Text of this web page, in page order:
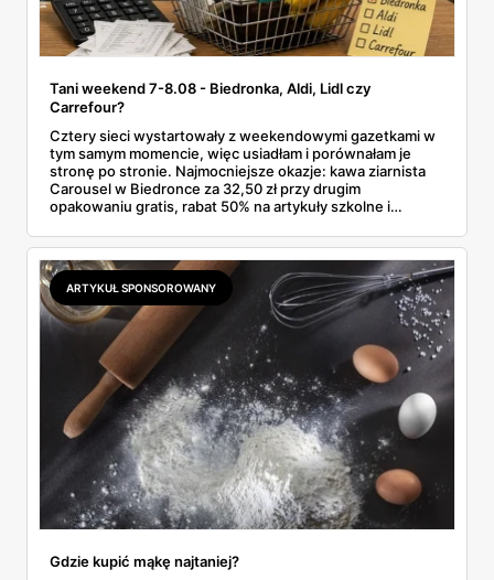
Tani weekend 7-8.08 - Biedronka, Aldi, Lidl czy
Carrefour?
Cztery sieci wystartowały z weekendowymi gazetkami w
tym samym momencie, więc usiadłam i porównałam je
stronę po stronie. Najmocniejsze okazje: kawa ziarnista
Carousel w Biedronce za 32,50 zł przy drugim
opakowaniu gratis, rabat 50% na artykuły szkolne i
2,99 zł za kilogram, ale wyłącznie w sobotę z aplikacją. Aldi
odpowiada masłem za 2,99 zł. Werdykt w skrócie:
najwięcej wyciśniesz z Biedronki, po świeże warzywa jedź
do Aldi.
ARTYKUŁ SPONSOROWANY
Gdzie kupić mąkę najtaniej?